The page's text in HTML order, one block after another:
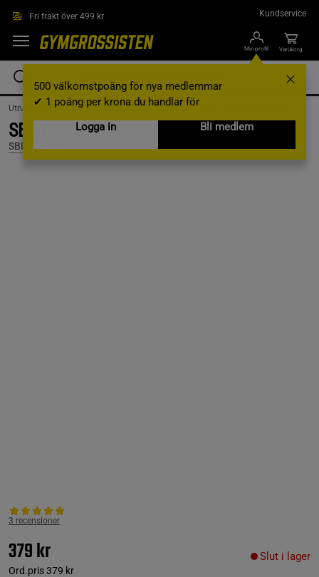
Fri frakt över 499 kr Kundservice
Min profil
500 välkomstpoäng för nya medlemmar
✔ 1 poäng per krona du handlar för
Logga in
Bli medlem
Varukorg
Utrustning & Tillbehör / Träningsutrustning / Dragremmar & Lifting straps
SBD Lifting Straps
SBD Apparel
3 recensioner
379 kr
Ord.pris379 kr
Slut i lager